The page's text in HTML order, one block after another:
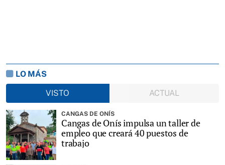
LO MÁS
VISTO
ACTUAL
CANGAS DE ONÍS
Cangas de Onís impulsa un taller de
empleo que creará 40 puestos de
trabajo